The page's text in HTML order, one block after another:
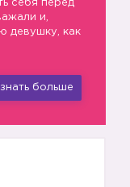
себя перед
и,
девушку, как
больше